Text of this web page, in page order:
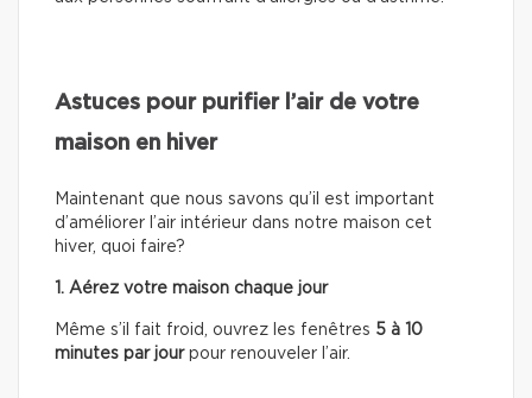
Astuces pour purifier l’air de votre
maison en hiver
Maintenant que nous savons qu’il est important
d’améliorer l’air intérieur dans notre maison cet
hiver, quoi faire?
1. Aérez votre maison chaque jour
Même s’il fait froid, ouvrez les fenêtres 5 à 10
minutes par jourpour renouveler l’air.